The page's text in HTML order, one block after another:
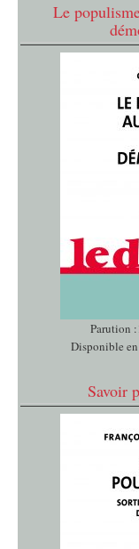
Le
Parution
Disponible
Savoir